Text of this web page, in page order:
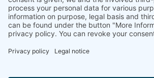
TÉLÉCHARGER